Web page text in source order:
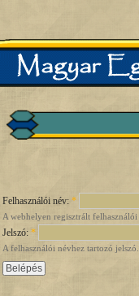
Felhasználói név: *
A webhelyen regisztrált felhasználói
Jelszó: *
A felhasználói névhez tartozó jelszó.